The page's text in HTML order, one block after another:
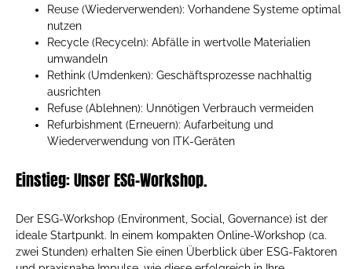
Reuse (Wiederverwenden): Vorhandene Systeme optimal
nutzen
Recycle (Recyceln): Abfälle in wertvolle Materialien
umwandeln
Rethink (Umdenken): Geschäftsprozesse nachhaltig
ausrichten
Refuse (Ablehnen): Unnötigen Verbrauch vermeiden
Refurbishment (Erneuern): Aufarbeitung und
Wiederverwendung von ITK-Geräten
Einstieg: Unser ESG-Workshop.
Der ESG-Workshop (Environment, Social, Governance) ist der
ideale Startpunkt. In einem kompakten Online-Workshop (ca.
zwei Stunden) erhalten Sie einen Überblick über ESG-Faktoren